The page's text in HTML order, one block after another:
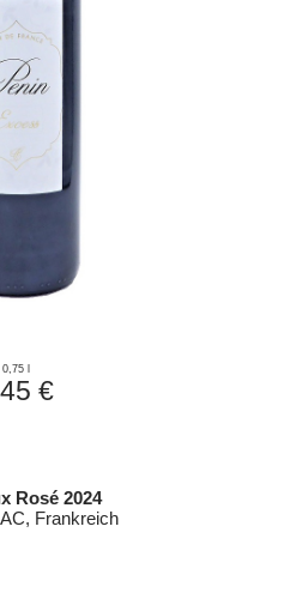
0,75 l
€
Rosé 2024
Frankreich